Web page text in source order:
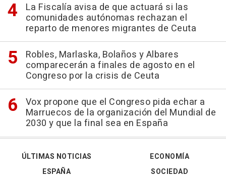
La Fiscalía avisa de que actuará si las
comunidades autónomas rechazan el
reparto de menores migrantes de Ceuta
Robles, Marlaska, Bolaños y Albares
comparecerán a finales de agosto en el
Congreso por la crisis de Ceuta
Vox propone que el Congreso pida echar a
Marruecos de la organización del Mundial de
2030 y que la final sea en España
ÚLTIMAS NOTICIAS
ESPAÑA
ECONOMÍA
SOCIEDAD